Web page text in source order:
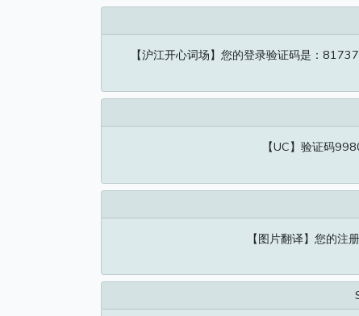
【沪江开心词场】您的登录验证码是：
【UC】验证码
【图片翻译】您的